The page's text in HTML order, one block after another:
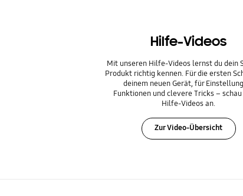
Hilfe-Videos
Mit unseren Hilfe-Videos lernst du dein
Produkt richtig kennen. Für die ersten
deinem neuen Gerät, für
Funktionen und clevere Tricks –
Hilfe-Videos an.
Zur Video-Übersicht